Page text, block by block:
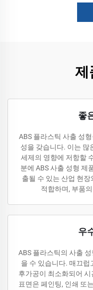
제
좋
ABS 플라스틱 사출 성
성을 갖습니다. 이는 많
세제의 영향에 저항할
분에 ABS 사출 성형 제
출될 수 있는 산업 현
적합하며, 부품
우
ABS 플라스틱의 사출
을 수 있습니다. 매끄럽
후가공이 최소화되어
표면은 페인팅, 인쇄 또